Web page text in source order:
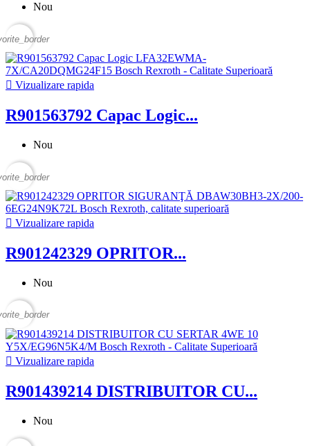
Nou
 Vizualizare rapida
R901563792 Capac Logic...
Nou
 Vizualizare rapida
R901242329 OPRITOR...
Nou
 Vizualizare rapida
R901439214 DISTRIBUITOR CU...
Nou